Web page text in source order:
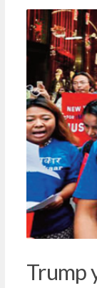
Trump